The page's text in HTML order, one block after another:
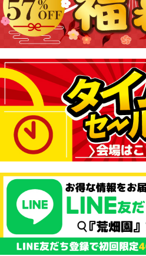
13P (1.0%)
4.59点 (2,428件)
クレカ
auかんたん決済
ソフトバンクまとめて支払い・
d払い
13P
クレカ
ソフトバ
d払い
専門店こだわりの深むし茶
お茶 お茶の葉 がぶがぶ飲める静
岡深むし茶 300g (100g入り×3袋)
メガ盛り 総合ランキング1位 送料
無料 がぶ飲み 静岡茶 緑茶 深蒸し
茶
3,160円
（税込*）
送料無
料
リピーター
3袋セット
容量！300g
岡茶 がぶ
袋 メール便 送料無料 がぶがぶ飲
め
送料無
料